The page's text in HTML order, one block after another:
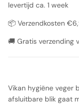
levertijd ca. 1 week
📦 Verzendkosten
🚚 Gratis verzending
Vikan hygiëne veger
afsluitbare blik gaat